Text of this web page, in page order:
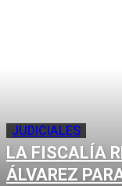
JUDICIALES
LA FISCALÍA
ÁLVAREZ